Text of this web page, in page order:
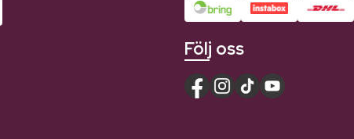
Följ oss